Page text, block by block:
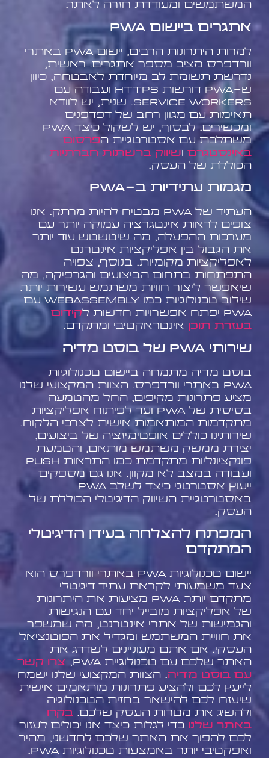
המשתמשים ומעודדת חזרה לאתר.
אתגרים ביישום PWA
למרות היתרונות הרבים, יישום PWA באתרי
וורדפרס מציב מספר אתגרים. ראשית,
נדרשת תשומת לב מיוחדת לאבטחה, כיוון
ש-PWA דורשות HTTPS ועבודה עם
Service Workers. שנית, יש לוודא
תאימות עם מגוון רחב של דפדפנים
ומכשירים. לבסוף, יש לשקול כיצד PWA
משתלבת עם אסטרטגיית הפרסום
באינסטגרםושיווק ברשתות חברתיות
הכוללת של העסק.
מגמות עתידיות ב-PWA
העתיד של PWA מבטיח להיות מרתק. אנו
צופים לראות אינטגרציה עמוקה יותר עם
מערכות ההפעלה, מה שיטשטש עוד יותר
את הגבול בין אפליקציות אינטרנט
לאפליקציות מקומיות. בנוסף, צפויה
התפתחות בתחום הביצועים והגרפיקה, מה
שיאפשר ליצור חוויות משתמש עשירות יותר.
שילוב טכנולוגיות כמו WebAssembly עם
PWA יפתח אפשרויות חדשות ל
קידום
בעזרת תוכן אינטראקטיבי ומתקדם.
שירותי PWA של בוסט מדיה
בוסט מדיה מתמחה ביישום טכנולוגיות
PWA באתרי וורדפרס. הצוות המקצועי שלנו
מציע פתרונות מקיפים, החל מהטמעה
בסיסית של PWA ועד לפיתוח אפליקציות
מתקדמות המותאמות אישית לצרכי הלקוח.
שירותינו כוללים אופטימיזציה של ביצועים,
יצירת ממשק משתמש מותאם, והטמעת
פונקציונליות מתקדמת כמו התראות push
ועבודה במצב לא מקוון. אנו גם מספקים
ייעוץ אסטרטגי כיצד לשלב PWA
באסטרטגיית השיווק הדיגיטלי הכוללת של
העסק.
המפתח להצלחה בעידן הדיגיטלי
המתקדם
יישום טכנולוגיות PWA באתרי וורדפרס הוא
צעד משמעותי לקראת עתיד דיגיטלי
מתקדם יותר. PWA מציעות את היתרונות
של אפליקציות מובייל יחד עם הנגישות
והגמישות של אתרי אינטרנט, מה שמשפר
את חוויית המשתמש ומגדיל את הפוטנציאל
העסקי. אם אתם מעוניינים לשדרג את
האתר שלכם עם טכנולוגיית PWA,
צרו קשר
עם בוסט מדיה. הצוות המקצועי שלנו ישמח
לייעץ לכם ולהציע פתרונות מותאמים אישית
שיעזרו לכם להישאר בחזית הטכנולוגיה
ולהשיג את מטרות העסק שלכם. בקרו
באתר שלנו כדי לגלות כיצד אנו יכולים לעזור
לכם להפוך את האתר שלכם לחדשני, מהיר
ואפקטיבי יותר באמצעות טכנולוגיות PWA.